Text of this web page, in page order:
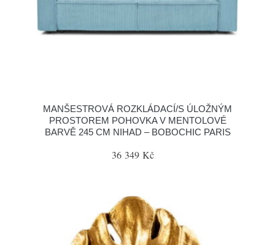
MANŠESTROVÁ ROZKLÁDACÍ/S ÚLOŽNÝM
PROSTOREM POHOVKA V MENTOLOVÉ
BARVĚ 245 CM NIHAD – BOBOCHIC PARIS
36 349 Kč